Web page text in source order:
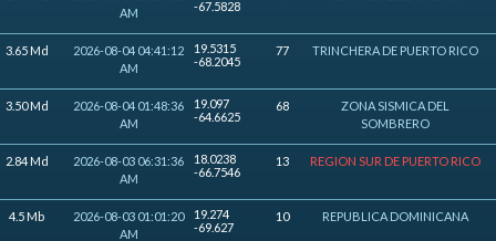
AM
-67.5828
3.65 Md
2026-08-04 04:41:12
AM
19.5315
-68.2045
77 TRINCHERA DE PUERTO RICO
3.50 Md
2026-08-04 01:48:36
AM
19.097
-64.6625
68
ZONA SISMICA DEL
SOMBRERO
2.84 Md
2026-08-03 06:31:36
AM
18.0238
-66.7546
13 REGION SUR DE PUERTO RICO
4.5 Mb
2026-08-03 01:01:20
AM
19.274
-69.627
10 REPUBLICA DOMINICANA